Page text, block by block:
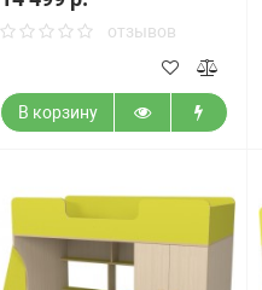
отзывов
В корзину